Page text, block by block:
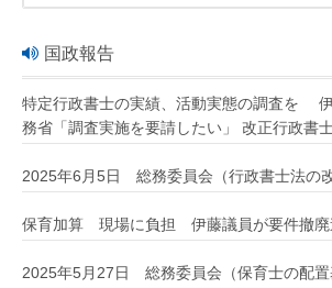
国政報告
特定行政書士の実績、活動実態の調査を
務省「調査実施を要請したい」 改正行政書
2025年6月5日 総務委員会（行政書士法の改
保育加算 現場に負担 伊藤議員が要件撤廃
2025年5月27日 総務委員会（保育士の配置